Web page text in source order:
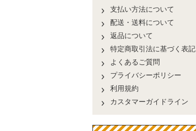
支払い方法について
配送・送料について
返品について
特定商取引法に基づく表記
よくあるご質問
プライバシーポリシー
利用規約
カスタマーガイドライン